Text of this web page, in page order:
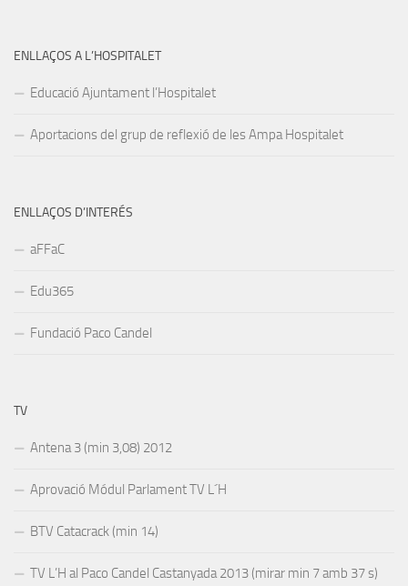
ENLLAÇOS A L’HOSPITALET
Educació Ajuntament l’Hospitalet
Aportacions del grup de reflexió de les Ampa Hospitalet
ENLLAÇOS D’INTERÉS
aFFaC
Edu365
Fundació Paco Candel
TV
Antena 3 (min 3,08) 2012
Aprovació Módul Parlament TV L´H
BTV Catacrack (min 14)
TV L’H al Paco Candel Castanyada 2013 (mirar min 7 amb 37 s)